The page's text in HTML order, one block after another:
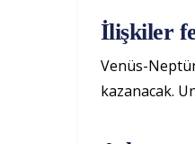
İlişkiler
Venüs-
kazanacak.